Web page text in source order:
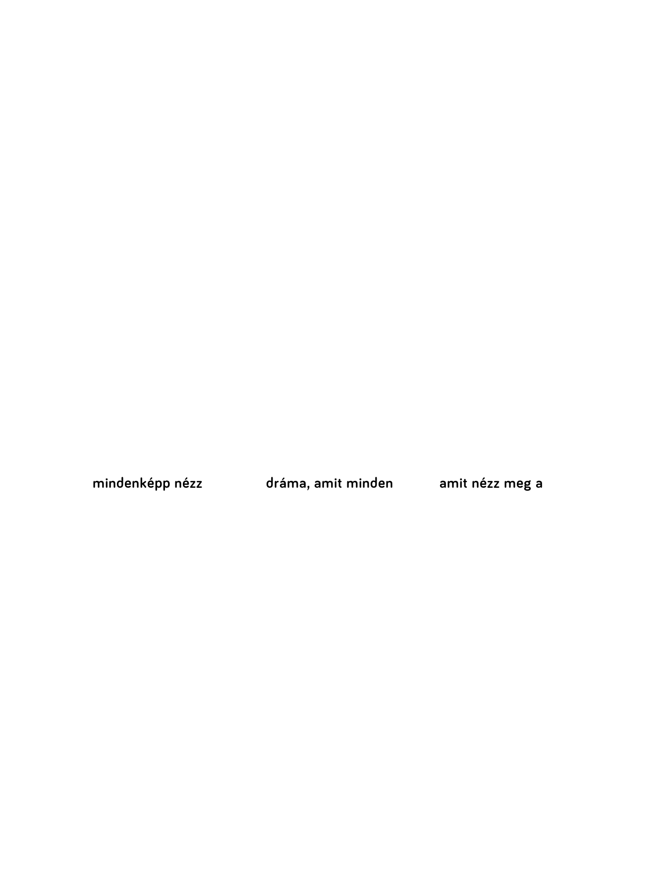
mindenképp nézz dráma, amit minden amit nézz meg a